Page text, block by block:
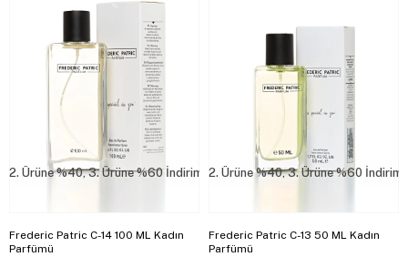
Frederic Patric C-14 100 ML Kadın
Parfümü
2. Ürüne %40, 3. Ürüne %60 İndirim
Frederic Patric C-13 50 ML Kadın
Parfümü
2. Ürüne %40, 3. Ürüne %60 İndirim